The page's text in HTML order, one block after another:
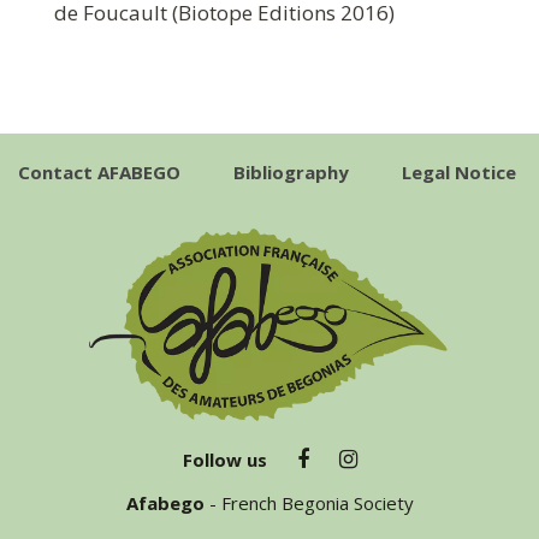
de Foucault (Biotope Editions 2016)
Contact AFABEGO Bibliography Legal Notice
Follow us
Afabego - French Begonia Society